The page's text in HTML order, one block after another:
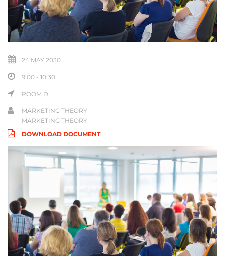
24 MAY 2030
9:00 - 10:30
ROOM D
MARKETING THEORY
MARKETING THEORY
DOWNLOAD DOCUMENT